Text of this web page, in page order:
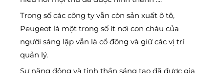
Trong số các công ty vẫn còn sản xuất ô tô,
Peugeot là một trong số ít nơi con cháu của
người sáng lập vẫn là cổ đông và giữ các vị trí
quản lý.
Sự năng động và tinh thần sáng tạo đã được gia